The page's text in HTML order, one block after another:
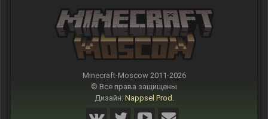
Minecraft-Moscow 2011-2026
© Все права защищены
Дизайн: Nappsel Prod.